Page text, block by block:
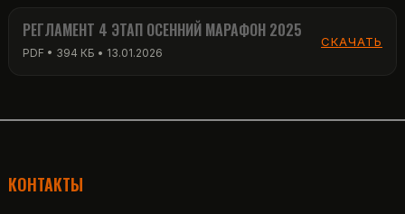
РЕГЛАМЕНТ 4 ЭТАП ОСЕННИЙ МАРАФОН 2025
PDF • 394 КБ • 13.01.2026
СКАЧАТЬ
КОНТАКТЫ